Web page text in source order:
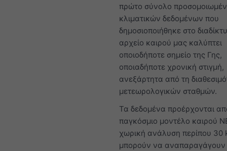
πρώτο σύνολο
κλιματικών δεδομένων που
δημοσιοποιήθηκε στο
αρχείο καιρού μας καλύπτει
οποιοδήποτε σημείο της Γης,
οποιαδήποτε χρονική στιγμή,
ανεξάρτητα από τη
μετεωρολογικών σταθμών.
Τα δεδομένα προέρχονται
παγκόσμιο μοντέλο καιρού
χωρική ανάλυση περίπου 30
μπορούν να αναπαραγάγουν